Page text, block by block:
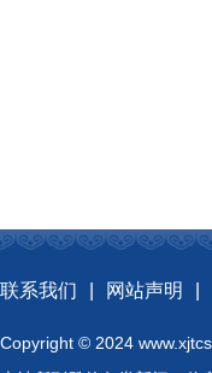
联系我们 网站声明
Copyright © 2024